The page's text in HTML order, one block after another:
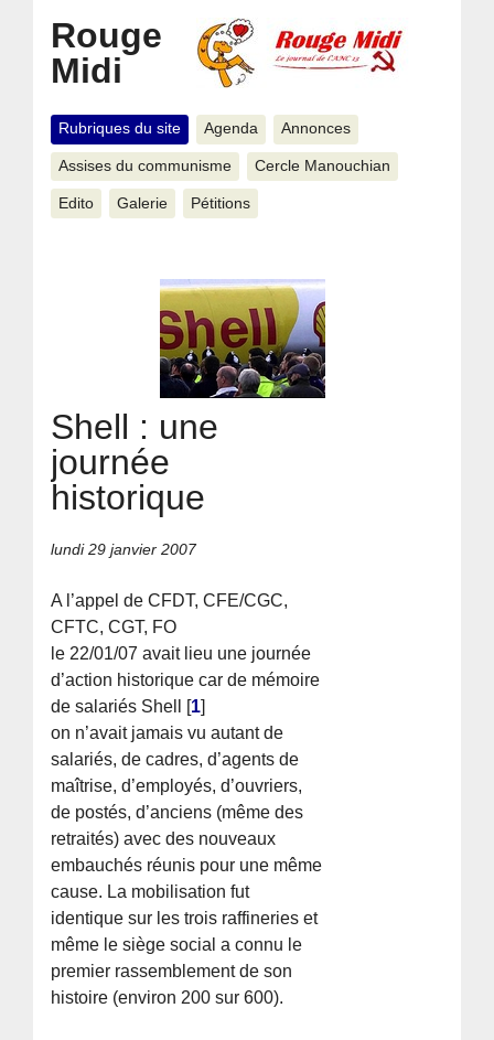
Rouge
Midi
Rubriques du site Agenda Annonces
Assises du communisme Cercle Manouchian
Edito Galerie Pétitions
Shell : une
journée
historique
lundi 29 janvier 2007
A l’appel de CFDT, CFE/CGC,
CFTC, CGT, FO
le 22/01/07 avait lieu une journée
d’action historique car de mémoire
de salariés Shell
[1]
on n’avait jamais vu autant de
salariés, de cadres, d’agents de
maîtrise, d’employés, d’ouvriers,
de postés, d’anciens (même des
retraités) avec des nouveaux
embauchés réunis pour une même
cause. La mobilisation fut
identique sur les trois raffineries et
même le siège social a connu le
premier rassemblement de son
histoire (environ 200 sur 600).